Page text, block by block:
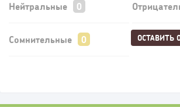
Нейтральные
Сомнительные ОСТАВИТЬ